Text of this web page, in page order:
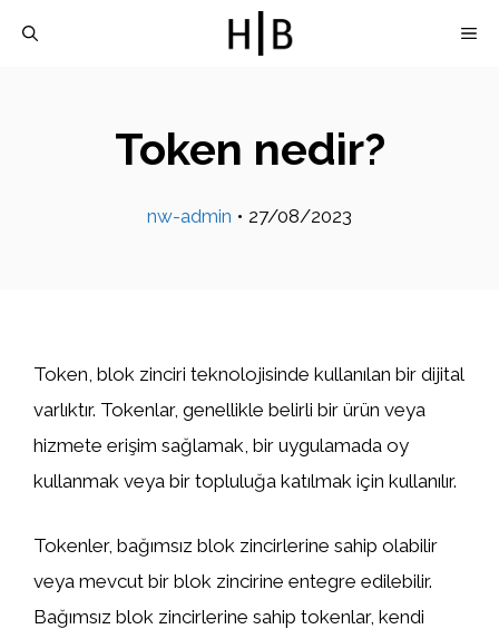
Token nedir?
nw-admin • 27/08/2023
Token, blok zinciri teknolojisinde kullanılan bir dijital
varlıktır. Tokenlar, genellikle belirli bir ürün veya
hizmete erişim sağlamak, bir uygulamada oy
kullanmak veya bir topluluğa katılmak için kullanılır.
Tokenler, bağımsız blok zincirlerine sahip olabilir
veya mevcut bir blok zincirine entegre edilebilir.
Bağımsız blok zincirlerine sahip tokenlar, kendi